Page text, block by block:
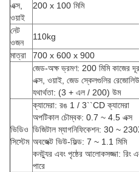
এক্স,
ওয়াই
200 x 100 মিমি
নেট
ওজন
110kg
মাত্রা
700 x 600 x 900
জেড-অক্ষ ভ্রমণ: 200 মিমি কাজের
এক্স, ওয়াই, জেড স্কেলগুলির
যথার্থতা: (3 + এল / 200) উম
ভিডিও
সিস্টেম
ক্যামেরা: রঙ 1 / 3``CD ক্যামেরা
অপটিকাল চৌম্বক: 0.7 ~ 4.5 এক্স
ডিজিটাল ম্যাগনিফিকেশন: 30 ~
অবজেক্ট ভিউ-ফিল্ড: 7 ~ 1.1 মিমি
কনট্যুর এবং পৃষ্ঠের আলোকসজ্জা: রিং
পারে